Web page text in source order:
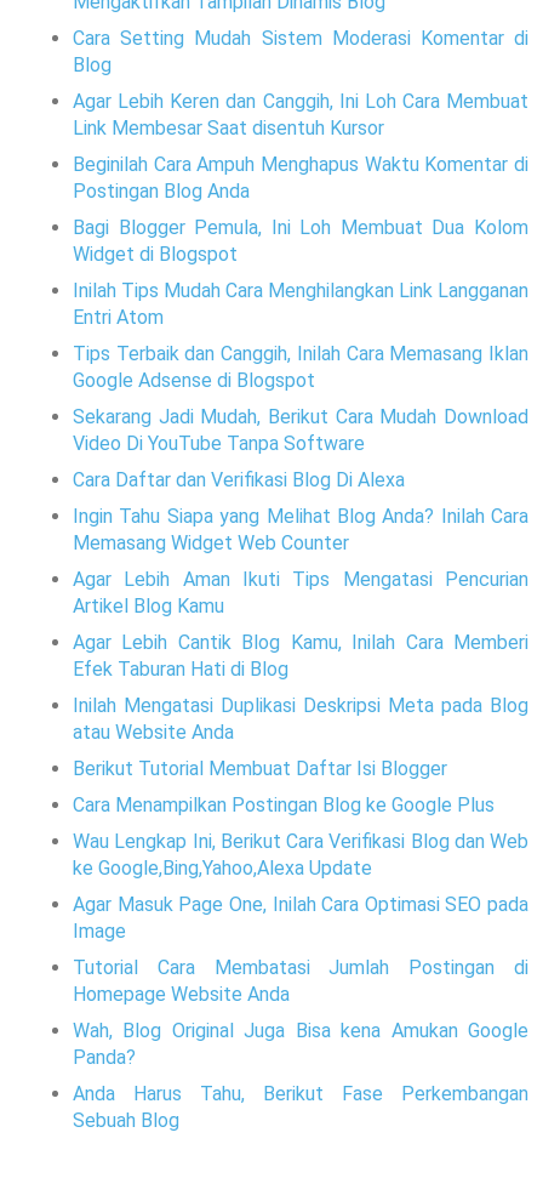
Cara Setting Mudah Sistem Moderasi Komentar di
Blog
Agar Lebih Keren dan Canggih, Ini Loh Cara Membuat
Link Membesar Saat disentuh Kursor
Beginilah Cara Ampuh Menghapus Waktu Komentar di
Postingan Blog Anda
Bagi Blogger Pemula, Ini Loh Membuat Dua Kolom
Widget di Blogspot
Inilah Tips Mudah Cara Menghilangkan Link Langganan
Entri Atom
Tips Terbaik dan Canggih, Inilah Cara Memasang Iklan
Google Adsense di Blogspot
Sekarang Jadi Mudah, Berikut Cara Mudah Download
Video Di YouTube Tanpa Software
Cara Daftar dan Verifikasi Blog Di Alexa
Ingin Tahu Siapa yang Melihat Blog Anda? Inilah Cara
Memasang Widget Web Counter
Agar Lebih Aman Ikuti Tips Mengatasi Pencurian
Artikel Blog Kamu
Agar Lebih Cantik Blog Kamu, Inilah Cara Memberi
Efek Taburan Hati di Blog
Inilah Mengatasi Duplikasi Deskripsi Meta pada Blog
atau Website Anda
Berikut Tutorial Membuat Daftar Isi Blogger
Cara Menampilkan Postingan Blog ke Google Plus
Wau Lengkap Ini, Berikut Cara Verifikasi Blog dan Web
ke Google,Bing,Yahoo,Alexa Update
Agar Masuk Page One, Inilah Cara Optimasi SEO pada
Image
Tutorial Cara Membatasi Jumlah Postingan di
Homepage Website Anda
Wah, Blog Original Juga Bisa kena Amukan Google
Panda?
Anda Harus Tahu, Berikut Fase Perkembangan
Sebuah Blog